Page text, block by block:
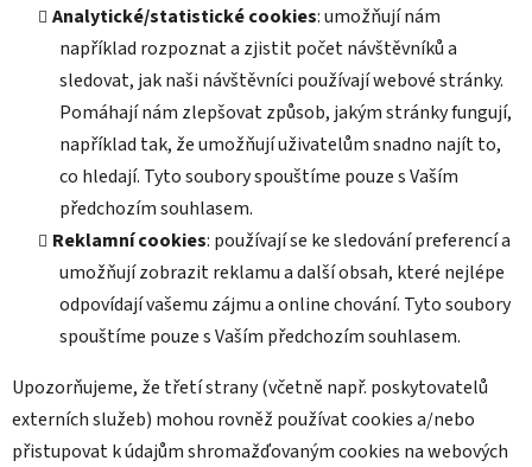
Analytické/statistické cookies: umožňují nám
například rozpoznat a zjistit počet návštěvníků a
sledovat, jak naši návštěvníci používají webové stránky.
Pomáhají nám zlepšovat způsob, jakým stránky fungují,
například tak, že umožňují uživatelům snadno najít to,
co hledají. Tyto soubory spouštíme pouze s Vaším
předchozím souhlasem.
Reklamní cookies: používají se ke sledování preferencí a
umožňují zobrazit reklamu a další obsah, které nejlépe
odpovídají vašemu zájmu a online chování. Tyto soubory
spouštíme pouze s Vaším předchozím souhlasem.
Upozorňujeme, že třetí strany (včetně např. poskytovatelů
externích služeb) mohou rovněž používat cookies a/nebo
přistupovat k údajům shromažďovaným cookies na webových